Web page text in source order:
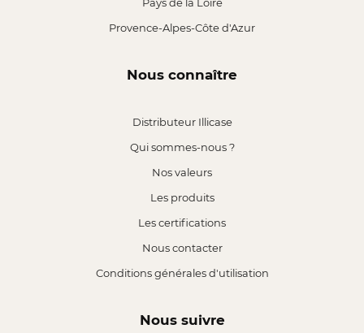
Provence-Alpes-Côte d'Azur
Nous connaître
Distributeur Illicase
Qui sommes-nous ?
Nos valeurs
Les produits
Les certifications
Nous contacter
Conditions générales d'utilisation
Nous suivre